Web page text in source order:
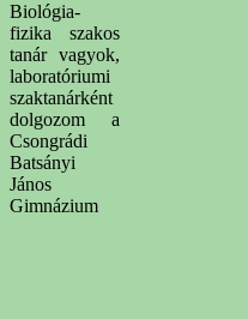
Biológia-
fizika szakos
tanár vagyok,
laboratóriumi
szaktanárként
dolgozom a
Csongrádi
Batsányi
János
Gimnázium